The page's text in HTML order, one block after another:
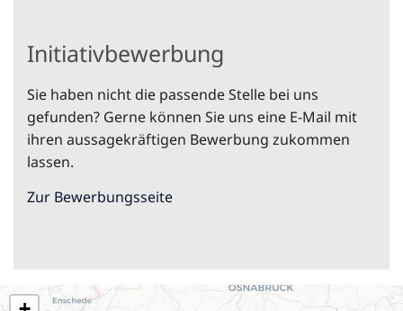
Initiativbewerbung
Sie haben nicht die passende Stelle bei uns
gefunden? Gerne können Sie uns eine E-Mail mit
ihren aussagekräftigen Bewerbung zukommen
lassen.
Zur Bewerbungsseite